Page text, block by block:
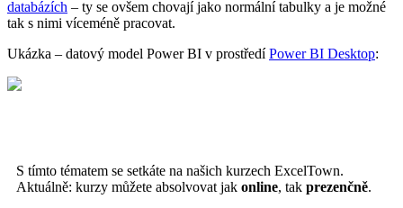
databázích – ty se ovšem chovají jako normální tabulky a je možné
tak s nimi víceméně pracovat.
Ukázka – datový model Power BI v prostředíPower BI Desktop:
S tímto tématem se setkáte na našich kurzech ExcelTown.
Aktuálně: kurzy můžete absolvovat jak online, tak prezenčně.